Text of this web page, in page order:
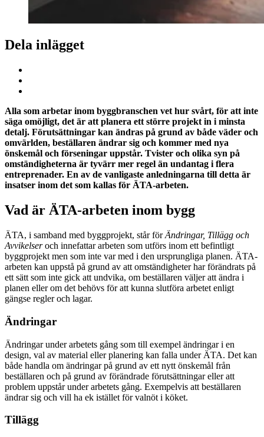
Dela inlägget
Alla som arbetar inom byggbranschen vet hur svårt, för att inte
säga omöjligt, det är att planera ett större projekt in i minsta
detalj. Förutsättningar kan ändras på grund av både väder och
omvärlden, beställaren ändrar sig och kommer med nya
önskemål och förseningar uppstår. Tvister och olika syn på
omständigheterna är tyvärr mer regel än undantag i flera
entreprenader. En av de vanligaste anledningarna till detta är
insatser inom det som kallas för ÄTA-arbeten.
Vad är ÄTA-arbeten inom bygg
ÄTA, i samband med byggprojekt, står förÄndringar, Tillägg och
Avvikelseroch innefattar arbeten som utförs inom ett befintligt
byggprojekt men som inte var med i den ursprungliga planen. ÄTA-
arbeten kan uppstå på grund av att omständigheter har förändrats på
ett sätt som inte gick att undvika, om beställaren väljer att ändra i
planen eller om det behövs för att kunna slutföra arbetet enligt
gängse regler och lagar.
Ändringar
Ändringar under arbetets gång som till exempel ändringar i en
design, val av material eller planering kan falla under ÄTA. Det kan
både handla om ändringar på grund av ett nytt önskemål från
beställaren och på grund av förändrade förutsättningar eller att
problem uppstår under arbetets gång. Exempelvis att beställaren
ändrar sig och vill ha ek istället för valnöt i köket.
Tillägg